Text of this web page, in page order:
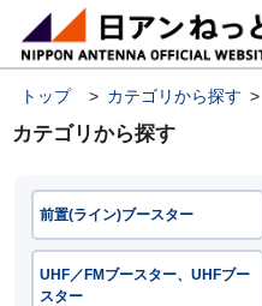
カテゴリから探す
トップ > カテゴリから探す >
前置(ライン)ブースター
UHF／FMブースター、UHFブー
スター